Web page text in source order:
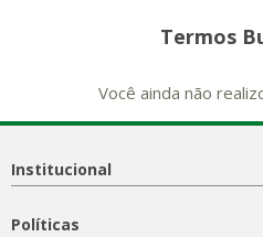
Termos
Você ainda não
Institucional
Políticas